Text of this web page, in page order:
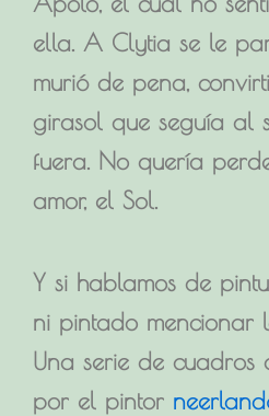
ella. A Clytia se le
murió de pena,
girasol que seguía al
fuera. No quería
amor, el Sol.
Y si hablamos de
ni pintado mencionar
Una serie de cuadros
por el pintor